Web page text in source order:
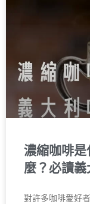
濃縮咖啡是
麼？必讀
對許多咖啡愛好